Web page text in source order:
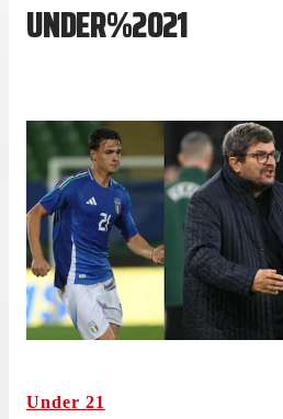
UNDER%2021
Under 21